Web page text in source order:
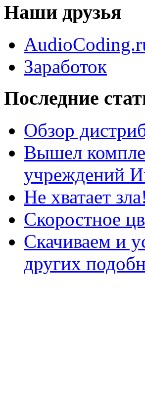
Наши друзья
Заработок
Последние
Обзор
Вышел
учреждений
Не хватает
Скоростное
Скачиваем и
других